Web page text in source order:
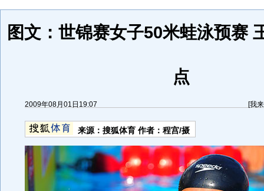
图文：世锦赛女子50米蛙泳预赛
点
2009年08月01日19:07 [我
来源： 搜狐体育作者：程宫/摄